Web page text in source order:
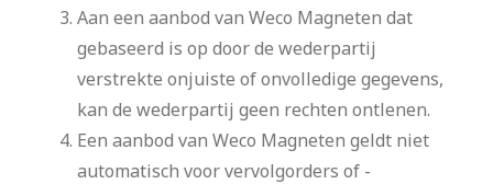
Aan een aanbod van Weco Magneten dat
gebaseerd is op door de wederpartij
verstrekte onjuiste of onvolledige gegevens,
kan de wederpartij geen rechten ontlenen.
Een aanbod van Weco Magneten geldt niet
automatisch voor vervolgorders of -